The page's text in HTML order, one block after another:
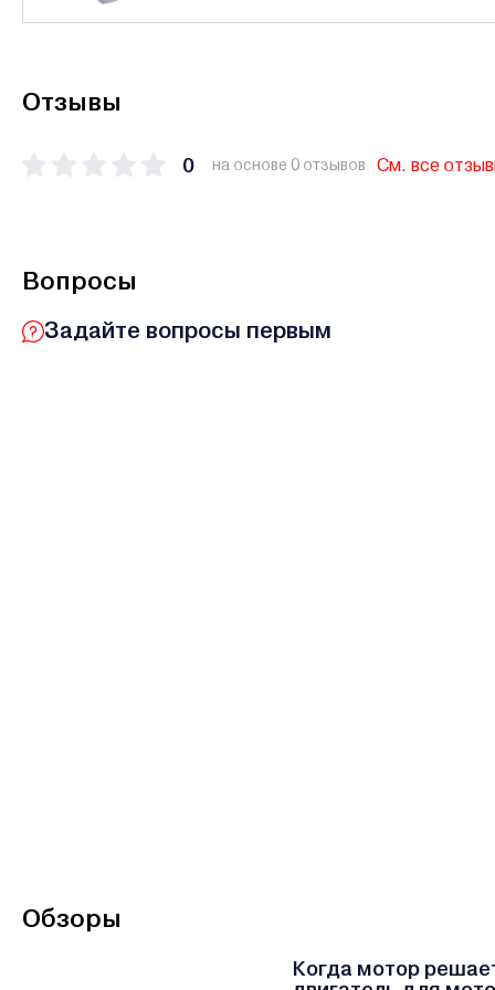
Отзывы
0 на основе 0 отзывов См. все
Вопросы
Задайте вопросы первым
Обзоры
Когда мотор